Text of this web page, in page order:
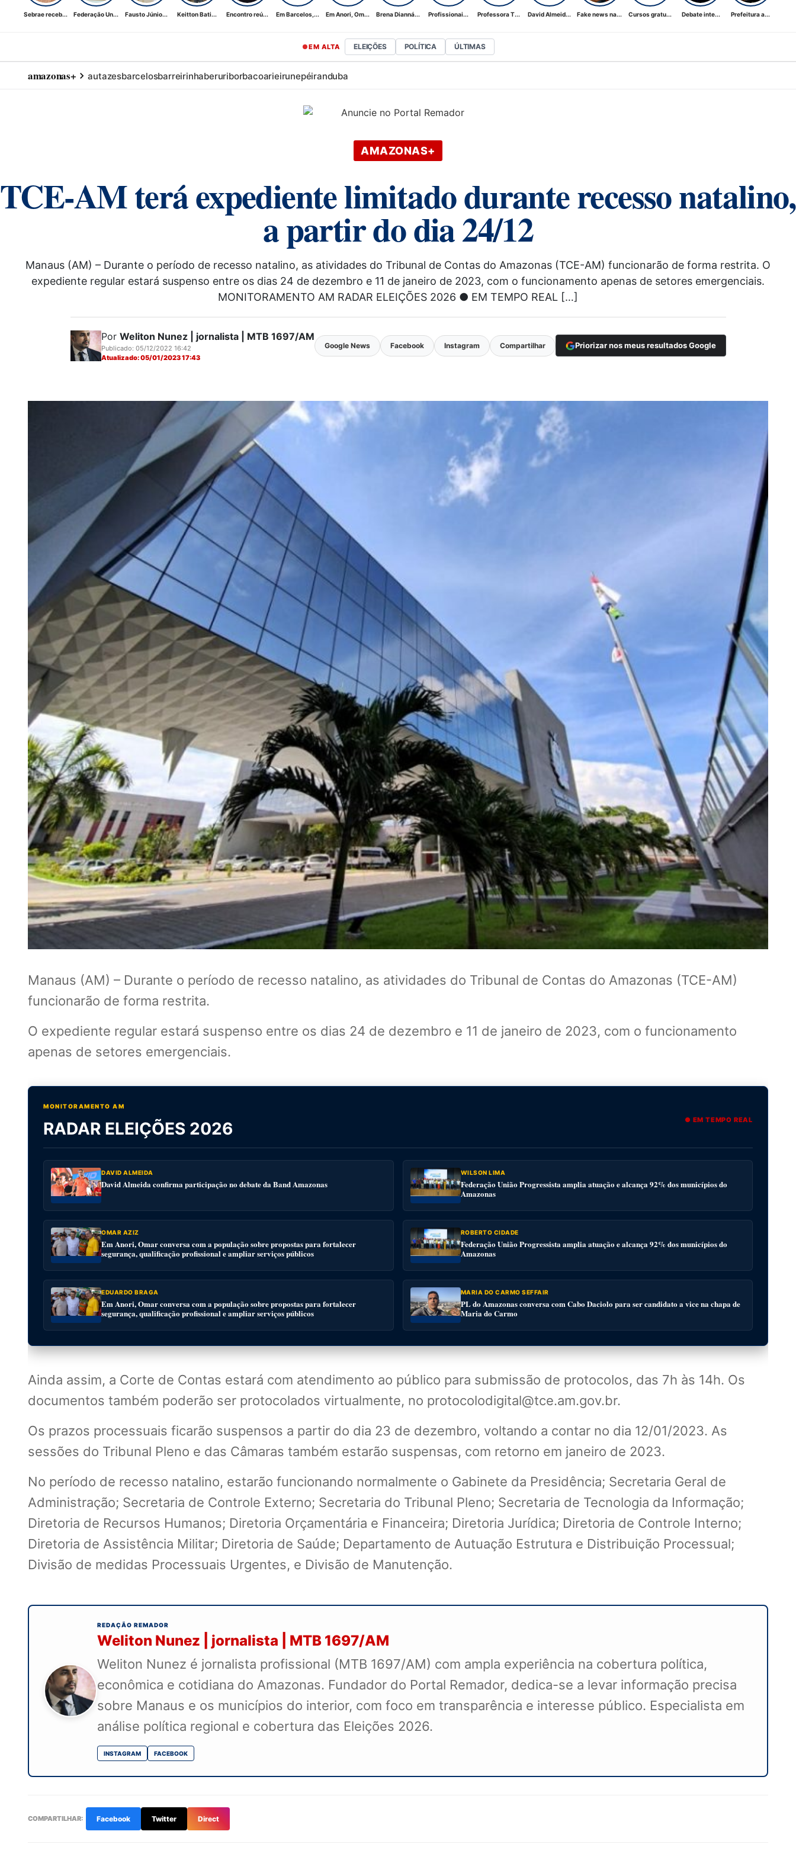
Sebrae receb... Federação Un... Fausto Júnio... Keitton Bati... Encontro reú... Em Barcelos,... Em Anori, Om... Brena Dianná... Profissionai... Professora T... David Almeid... Fake news na... Cursos gratu... Debate inte... Prefeitura a...
EM ALTA ELEIÇÕES POLÍTICA ÚLTIMAS
amazonas+ autazesbarcelosbarreirinhaberuriborbacoarieirunepéiranduba
AMAZONAS+
TCE-AM terá expediente limitado durante recesso natalino,
a partir do dia 24/12
Manaus (AM) – Durante o período de recesso natalino, as atividades do Tribunal de Contas do Amazonas (TCE-AM) funcionarão de forma restrita. O
expediente regular estará suspenso entre os dias 24 de dezembro e 11 de janeiro de 2023, com o funcionamento apenas de setores emergenciais.
MONITORAMENTO AM RADAR ELEIÇÕES 2026 ● EM TEMPO REAL […]
Por Weliton Nunez | jornalista | MTB 1697/AM
Publicado: 05/12/2022 16:42
Atualizado: 05/01/2023 17:43
Google News Facebook Instagram Compartilhar Priorizar nos meus resultados Google
Manaus (AM) – Durante o período de recesso natalino, as atividades do Tribunal de Contas do Amazonas (TCE-AM)
funcionarão de forma restrita.
O expediente regular estará suspenso entre os dias 24 de dezembro e 11 de janeiro de 2023, com o funcionamento
apenas de setores emergenciais.
MONITORAMENTO AM
RADAR ELEIÇÕES 2026 ● EM TEMPO REAL
DAVID ALMEIDA
David Almeida confirma participação no debate da Band Amazonas
WILSON LIMA
Federação União Progressista amplia atuação e alcança 92% dos municípios do
Amazonas
OMAR AZIZ
Em Anori, Omar conversa com a população sobre propostas para fortalecer
segurança, qualificação profissional e ampliar serviços públicos
ROBERTO CIDADE
Federação União Progressista amplia atuação e alcança 92% dos municípios do
Amazonas
EDUARDO BRAGA
Em Anori, Omar conversa com a população sobre propostas para fortalecer
segurança, qualificação profissional e ampliar serviços públicos
MARIA DO CARMO SEFFAIR
PL do Amazonas conversa com Cabo Daciolo para ser candidato a vice na chapa de
Maria do Carmo
Ainda assim, a Corte de Contas estará com atendimento ao público para submissão de protocolos, das 7h às 14h. Os
documentos também poderão ser protocolados virtualmente, no protocolodigital@tce.am.gov.br.
Os prazos processuais ficarão suspensos a partir do dia 23 de dezembro, voltando a contar no dia 12/01/2023. As
sessões do Tribunal Pleno e das Câmaras também estarão suspensas, com retorno em janeiro de 2023.
No período de recesso natalino, estarão funcionando normalmente o Gabinete da Presidência; Secretaria Geral de
Administração; Secretaria de Controle Externo; Secretaria do Tribunal Pleno; Secretaria de Tecnologia da Informação;
Diretoria de Recursos Humanos; Diretoria Orçamentária e Financeira; Diretoria Jurídica; Diretoria de Controle Interno;
Diretoria de Assistência Militar; Diretoria de Saúde; Departamento de Autuação Estrutura e Distribuição Processual;
Divisão de medidas Processuais Urgentes, e Divisão de Manutenção.
REDAÇÃO REMADOR
Weliton Nunez | jornalista | MTB 1697/AM
Weliton Nunez é jornalista profissional (MTB 1697/AM) com ampla experiência na cobertura política,
econômica e cotidiana do Amazonas. Fundador do Portal Remador, dedica-se a levar informação precisa
sobre Manaus e os municípios do interior, com foco em transparência e interesse público. Especialista em
análise política regional e cobertura das Eleições 2026.
INSTAGRAM FACEBOOK
COMPARTILHAR: Facebook Twitter Direct